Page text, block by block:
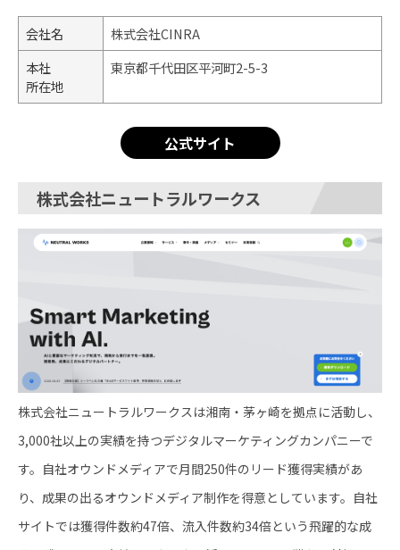
会社名
株式会社CINRA
本社
所在地
東京都千代田区平河町2-5-3
公式サイト
株式会社ニュートラルワークス
株式会社ニュートラルワークスは湘南・茅ヶ崎を拠点に活動し、
3,000社以上の実績を持つデジタルマーケティングカンパニーで
す。自社オウンドメディアで月間250件のリード獲得実績があ
り、成果の出るオウンドメディア制作を得意としています。自社
サイトでは獲得件数約47倍、流入件数約34倍という飛躍的な成